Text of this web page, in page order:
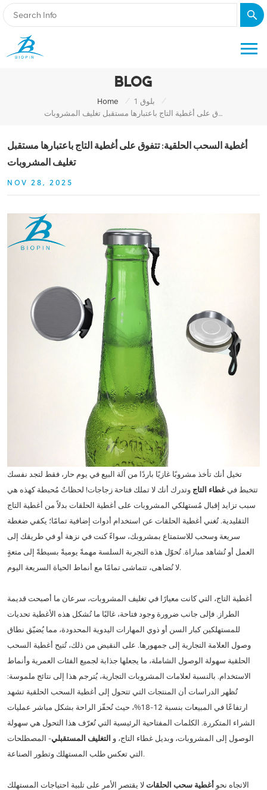
BLOG
Home / بلوق 1
/
أغطية السحب الحلقية: تتفوق على أغطية التاج باعتبارها مستقبل تغليف المشروبات
أغطية السحب الحلقية: تتفوق على أغطية التاج باعتبارها مستقبل
تغليف المشروبات
NOV 28, 2025
تخيل أنك تأخذ مشروبًا غازيًا باردًا من آلة البيع في يوم حار، فقط لتجد نفسك
تتخبط في غطاء التاج وتدرك أنك لا تملك فتاحة زجاجات! لحظاتٌ مُحبطة كهذه هي
سبب تزايد إقبال مُستهلكي المشروبات على أغطية الحلقات بدلاً من أغطية التاج
التقليدية. تُغني أغطية الحلقات عن استخدام أدوات إضافية تمامًا؛ يكفي ضغطة
سريعة وسحب للاستمتاع بمشروبك، سواءً كنت في نزهة أو في طريقك إلى
العمل أو تُشاهد مباراة. تُحوّل هذه التجربة السلسة مهمةً يوميةً بسيطةً إلى متعةٍ
لا تُضاهى، تتماشى تمامًا مع أنماط الحياة السريعة اليوم.
أغطية التاج، التي كانت معيارًا في تغليف المشروبات، سرعان ما أصبحت قديمة
الطراز. فإلى جانب ضرورة وجود فتاحة، غالبًا ما تُشكل هذه الأغطية تحديات
للمستهلكين كبار السن أو ذوي المهارات اليدوية المحدودة، مما يُضيّق نطاق
وصول العلامة التجارية إلى جمهورها. على النقيض من ذلك، تُتيح أغطية السحب
الحلقية سهولة الوصول الشاملة، ما يجعلها جذابة لجميع الفئات العمرية وأنماط
الاستخدام. بالنسبة لعلامات المشروبات التجارية، يُترجم هذا إلى نتائج ملموسة:
تُظهر الدراسات أن المنتجات التي تتحول إلى أغطية السحب الحلقية تشهد
ارتفاعًا في المبيعات بنسبة 12-18%، حيث تُحفّز الراحة بشكل مباشر عمليات
الشراء المتكررة. الكلمات المفتاحية الرئيسية التي تُعرّف هذا التحول هي سهولة
الوصول إلى المشروبات، وبديل غطاء التاج، و التغليف المستقبلي- المصطلحات
التي تعكس طلب المستهلك وتطور الصناعة.
الاتجاه نحو أغطية سحب الحلقات لا يقتصر الأمر على تلبية احتياجات المستهلك